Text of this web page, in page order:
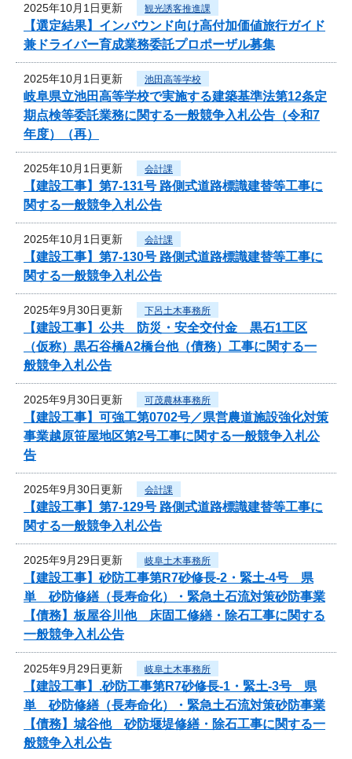
2025年10月1日更新 観光誘客推進課
【選定結果】インバウンド向け高付加価値旅行ガイド
兼ドライバー育成業務委託プロポーザル募集
2025年10月1日更新 池田高等学校
岐阜県立池田高等学校で実施する建築基準法第12条定
期点検等委託業務に関する一般競争入札公告（令和7
年度）（再）
2025年10月1日更新 会計課
【建設工事】第7-131号 路側式道路標識建替等工事に
関する一般競争入札公告
2025年10月1日更新 会計課
【建設工事】第7-130号 路側式道路標識建替等工事に
関する一般競争入札公告
2025年9月30日更新 下呂土木事務所
【建設工事】公共 防災・安全交付金 黒石1工区
（仮称）黒石谷橋A2橋台他（債務）工事に関する一
般競争入札公告
2025年9月30日更新 可茂農林事務所
【建設工事】可強工第0702号／県営農道施設強化対策
事業越原笹屋地区第2号工事に関する一般競争入札公
告
2025年9月30日更新 会計課
【建設工事】第7-129号 路側式道路標識建替等工事に
関する一般競争入札公告
2025年9月29日更新 岐阜土木事務所
【建設工事】砂防工事第R7砂修長-2・緊土-4号 県
単 砂防修繕（長寿命化）・緊急土石流対策砂防事業
【債務】板屋谷川他 床固工修繕・除石工事に関する
一般競争入札公告
2025年9月29日更新 岐阜土木事務所
【建設工事】.砂防工事第R7砂修長-1・緊土-3号 県
単 砂防修繕（長寿命化）・緊急土石流対策砂防事業
【債務】城谷他 砂防堰堤修繕・除石工事に関する一
般競争入札公告